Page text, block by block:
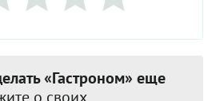
«Гастроном» еще
о своих